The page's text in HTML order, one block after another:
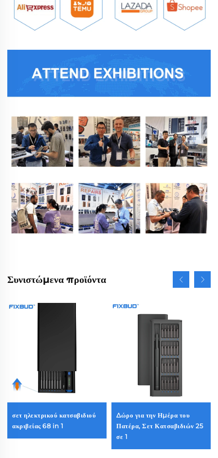
Συνιστώμενα προϊόντα
σετ ηλεκτρικού κατσαβιδιού
ακριβείας 68 in 1
Δώρο για την Ημέρα του
Πατέρα, Σετ Κατσαβιδιών 25
σε 1